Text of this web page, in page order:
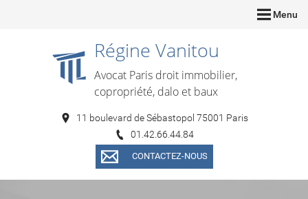
Menu
Régine Vanitou
Avocat Paris droit immobilier,
copropriété, dalo et baux
11 boulevard de Sébastopol 75001 Paris
01.42.66.44.84
CONTACTEZ-NOUS